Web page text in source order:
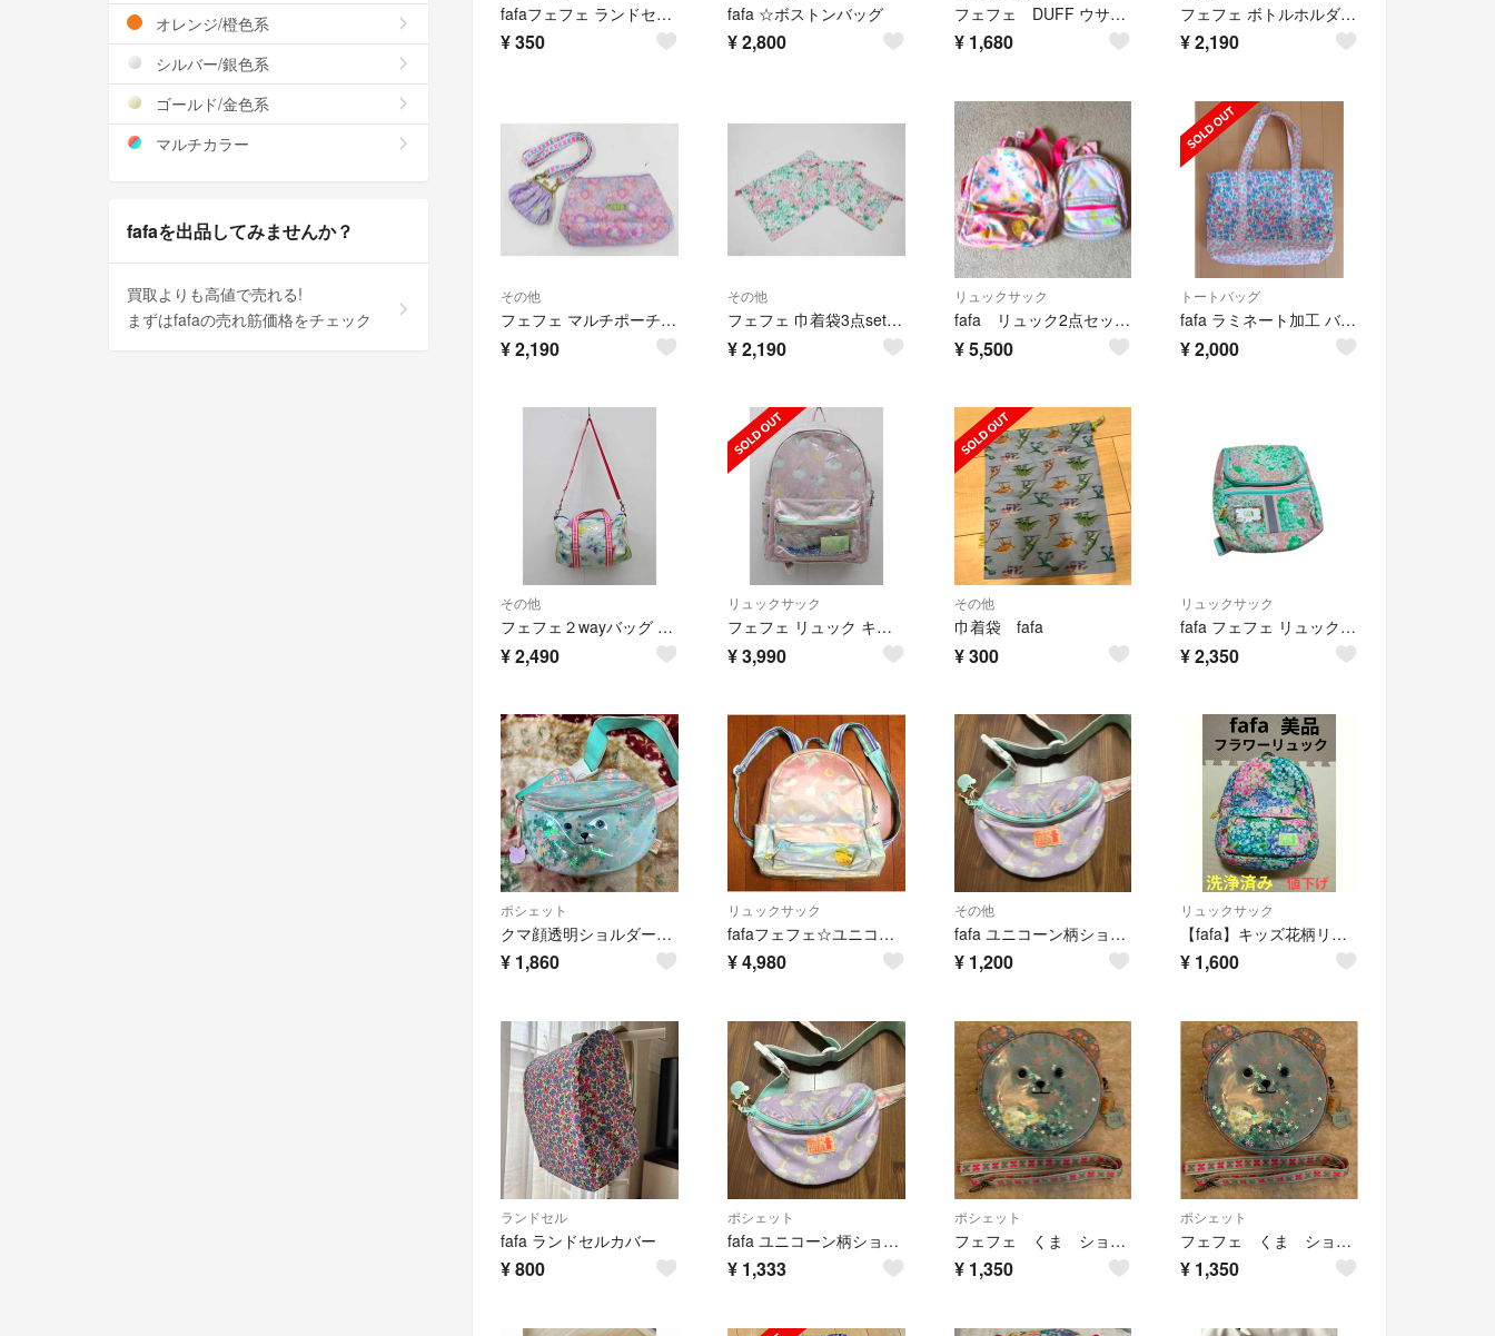
fafaフェフェ ランドセルカバー
¥350
fafa ☆ボストンバッグ
¥2,800
フェフェ DUFF ウサギ柄リュック Mサイズ
¥ 1,680
フェフェ ボトルホルダー×モバイルポーチ2点set キッズ 女児 薄紫【中古】【ネット限定】■
¥2,190
その他
フェフェ マルチポーチ×がま口ポシェット2点set キッズ 女児 紫【中古】【ネット限定】■
¥2,190
その他
フェフェ 巾着袋3点set キッズ 女児 ピンク×緑【中古】【ネット限定】■
¥2,190
リュックサック
fafa リュック2点セット✨
¥5,500
トートバッグ
fafa ラミネート加工 バッグ レッスンバッグ トートバッグ
¥2,000
その他
フェフェ２wayバッグ キッズ 女児 マルチカラー【中古】■
¥2,490
リュックサック
フェフェ リュック キッズ 女児 ピンク×ミントグリーン【中古】■
¥3,990
その他
巾着袋 fafa
¥300
リュックサック
fafa フェフェ リュック キッズ ベビー ミントグリーン
¥2,350
ポシェット
クマ顔透明ショルダーバッグ フェフェ 可愛いウエストポーチ 雑貨 バック 鞄
¥ 1,860
リュックサック
fafaフェフェ☆ユニコーン柄リュック
¥4,980
その他
fafa ユニコーン柄ショルダーバッグ
¥ 1,200
リュックサック
【fafa】キッズ花柄リュック 【美品】
¥ 1,600
ランドセル
fafa ランドセルカバー
¥800
ポシェット
fafa ユニコーン柄ショルダーバッグ
¥ 1,333
ポシェット
フェフェ くま ショルダーバッグ ブルー
¥ 1,350
ポシェット
フェフェ くま ショルダーバッグ ブルー
¥ 1,350
オレンジ/橙色系
シルバー/銀色系
ゴールド/金色系
マルチカラー
fafaを出品してみませんか？
買取よりも高値で売れる!
まずはfafaの売れ筋価格をチェック